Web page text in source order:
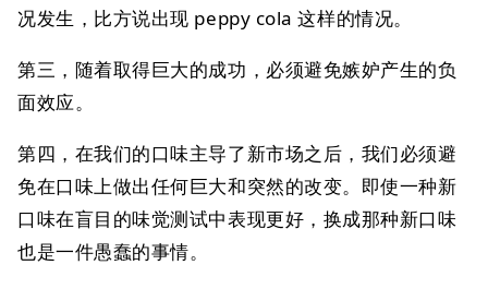
况发生，比方说出现 peppy cola 这样的情况。
第三，随着取得巨大的成功，必须避免嫉妒产生的负
面效应。
第四，在我们的口味主导了新市场之后，我们必须避
免在口味上做出任何巨大和突然的改变。即使一种新
口味在盲目的味觉测试中表现更好，换成那种新口味
也是一件愚蠢的事情。